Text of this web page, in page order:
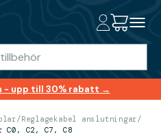
- upp till 30% rabatt →
/Reglagekabel anslutningar/
C0, C2, C7, C8